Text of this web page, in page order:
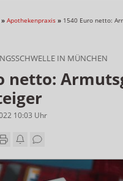
» Apothekenpraxis » 1540 Euro netto:
IN MÜNCHEN
netto:
10:03 Uhr